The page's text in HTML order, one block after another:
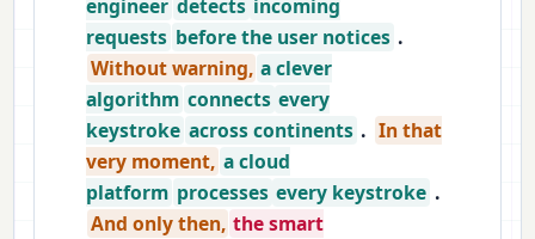
engineer detects incoming
requests before the user notices .
Without warning, a clever
algorithm connects every
keystroke across continents . In that
very moment, a cloud
platform processes every keystroke .
And only then, the smart